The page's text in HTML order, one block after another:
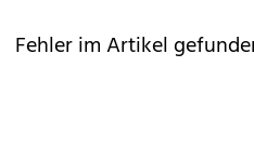
Fehler im Artikel